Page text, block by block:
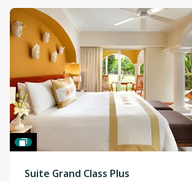
Suite Grand Class Plus